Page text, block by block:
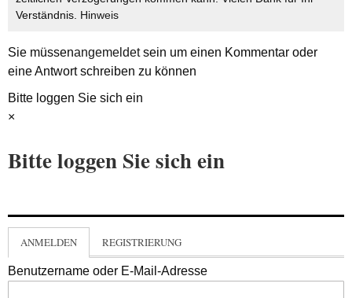
Verständnis. Hinweis
Sie müssenangemeldetsein um einen Kommentar oder
eine Antwort schreiben zu können
Bitte loggen Sie sich ein
×
Bitte loggen Sie sich ein
ANMELDEN REGISTRIERUNG
Benutzername oder E-Mail-Adresse